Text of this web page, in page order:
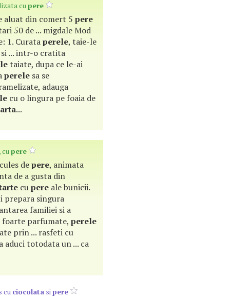
cupere
aluat din comert 5 pere
50 de ... migdale Mod
1. Curataperele, taie-le
... intr-o cratita
taiate, dupa ce le-ai
perele sa se
adauga
cu o lingura pe foaia de
...
cupere
depere, animata
de a gusta din
cupere ale bunicii.
prepara singura
familiei si a
foarte parfumate, perele
prin ... rasfeti cu
aduci totodata un ... ca
cu ciocolata sipere